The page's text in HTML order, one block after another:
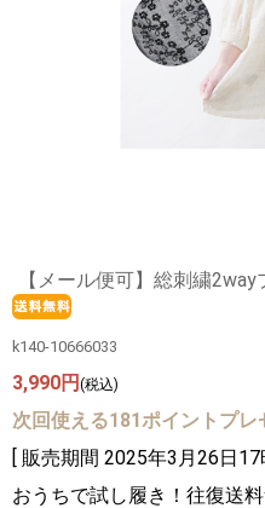
【メール便可】総刺繍
k140-10666033
3,990円 (税込)
次回使える181ポイントプレ
[ 販売期間 2025年3月26日17
おうちで試し履き！往復送